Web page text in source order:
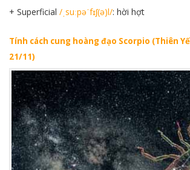
+ Superficial /ˌsuːpəˈfɪʃ(ə)l/: hời hợt
Tính cách cung hoàng đạo Scorpio (Thiên
21/11)